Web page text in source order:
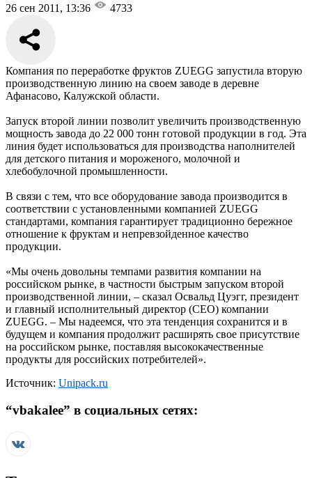
26 сен 2011, 13:36 4733
Компания по переработке фруктов ZUEGG запустила вторую
производственную линию на своем заводе в деревне
Афанасово, Калужской области.
Запуск второй линии позволит увеличить производственную
мощность завода до 22 000 тонн готовой продукции в год. Эта
линия будет использоваться для производства наполнителей
для детского питания и мороженого, молочной и
хлебобулочной промышленности.
В связи с тем, что все оборудование завода производится в
соответствии с установленными компанией ZUEGG
стандартами, компания гарантирует традиционно бережное
отношение к фруктам и непревзойденное качество
продукции.
«Мы очень довольны темпами развития компании на
российском рынке, в частности быстрым запуском второй
производственной линии, – сказал Освальд Цуэгг, президент
и главный исполнительный директор (CEO) компании
ZUEGG. – Мы надеемся, что эта тенденция сохранится и в
будущем и компания продолжит расширять свое присутствие
на российском рынке, поставляя высококачественные
продукты для российских потребителей».
Источник: Unipack.ru
“vbakalee” в социальных сетях: